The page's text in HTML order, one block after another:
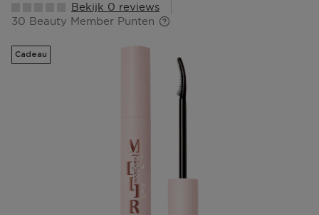
Bekijk 0 reviews
30 Beauty Member Punten
Cadeau